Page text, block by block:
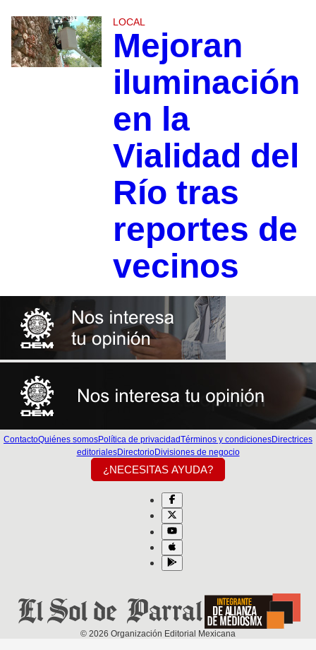
LOCAL
Mejoran
iluminación
en la
Vialidad del
Río tras
reportes de
vecinos
ContactoQuiénes somosPolítica de privacidadTérminos y condicionesDirectrices
editorialesDirectorioDivisiones de negocio
¿NECESITAS AYUDA?
© 2026 Organización Editorial Mexicana